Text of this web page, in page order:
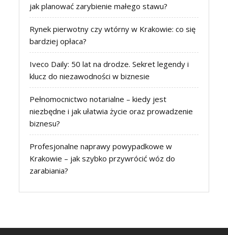
jak planować zarybienie małego stawu?
Rynek pierwotny czy wtórny w Krakowie: co się
bardziej opłaca?
Iveco Daily: 50 lat na drodze. Sekret legendy i
klucz do niezawodności w biznesie
Pełnomocnictwo notarialne – kiedy jest
niezbędne i jak ułatwia życie oraz prowadzenie
biznesu?
Profesjonalne naprawy powypadkowe w
Krakowie – jak szybko przywrócić wóz do
zarabiania?